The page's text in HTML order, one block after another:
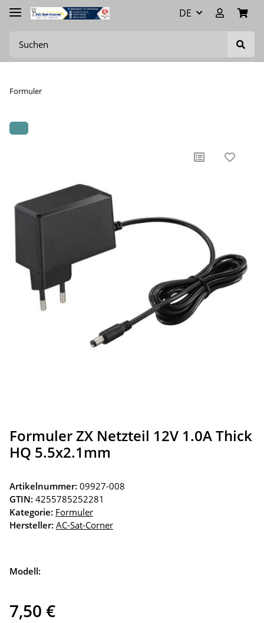
DE
Formuler
Formuler ZX Netzteil 12V 1.0A Thick
HQ 5.5x2.1mm
Artikelnummer: 09927-008
GTIN: 4255785252281
Kategorie: Formuler
Hersteller: AC-Sat-Corner
Modell:
7,50 €